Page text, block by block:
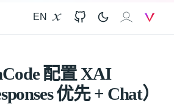
EN GitHub 𝐗𝐀𝐈
配置 XAI
优先 + Chat）